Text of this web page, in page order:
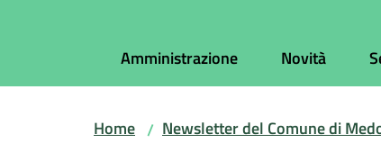
Amministrazione Novità
Home / Newsletter del Comune di